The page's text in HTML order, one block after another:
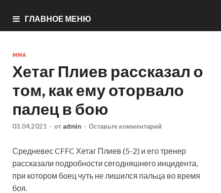
ГЛАВНОЕ МЕНЮ
ММА
Хетаг Плиев рассказал о
том, как ему оторвало
палец в бою
03.04.2021 - от admin - Оставьте комментарий
Средневес CFFC Хетаг Плиев (5-2) и его тренер
рассказали подробности сегодняшнего инцидента,
при котором боец чуть не лишился пальца во время
боя.